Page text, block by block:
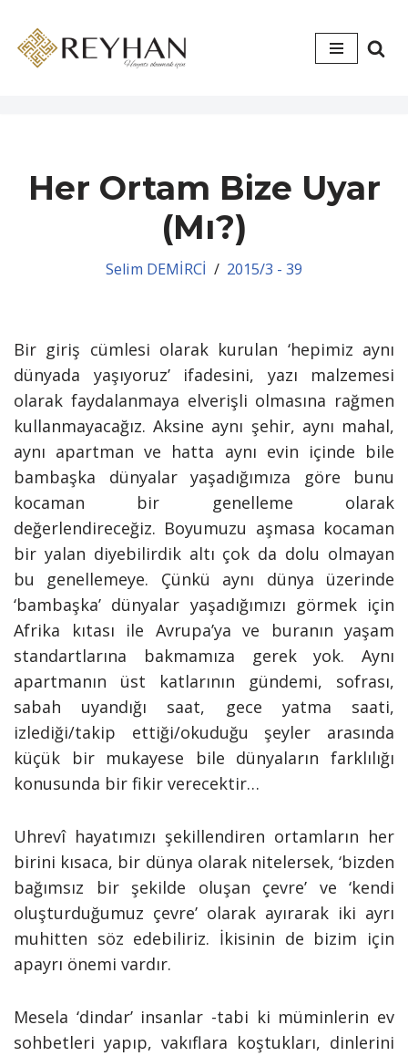
İçeriğe
Her Ortam Bize Uyar
(Mı?)
Selim DEMİRCİ 2015/3 - 39
Bir giriş cümlesi olarak kurulan ‘hepimiz aynı
dünyada yaşıyoruz’ ifadesini, yazı malzemesi
olarak faydalanmaya elverişli olmasına rağmen
kullanmayacağız. Aksine aynı şehir, aynı mahal,
aynı apartman ve hatta aynı evin içinde bile
bambaşka dünyalar yaşadığımıza göre bunu
kocaman bir genelleme olarak
değerlendireceğiz. Boyumuzu aşmasa kocaman
bir yalan diyebilirdik altı çok da dolu olmayan
bu genellemeye. Çünkü aynı dünya üzerinde
‘bambaşka’ dünyalar yaşadığımızı görmek için
Afrika kıtası ile Avrupa’ya ve buranın yaşam
standartlarına bakmamıza gerek yok. Aynı
apartmanın üst katlarının gündemi, sofrası,
sabah uyandığı saat, gece yatma saati,
izlediği/takip ettiği/okuduğu şeyler arasında
küçük bir mukayese bile dünyaların farklılığı
konusunda bir fikir verecektir…
Uhrevî hayatımızı şekillendiren ortamların her
birini kısaca, bir dünya olarak nitelersek, ‘bizden
bağımsız bir şekilde oluşan çevre’ ve ‘kendi
oluşturduğumuz çevre’ olarak ayırarak iki ayrı
muhitten söz edebiliriz. İkisinin de bizim için
apayrı önemi vardır.
Mesela ‘dindar’ insanlar -tabi ki müminlerin ev
sohbetleri yapıp, vakıflara koştukları, dinlerini